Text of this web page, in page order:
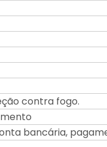
contra fogo.
bancária,